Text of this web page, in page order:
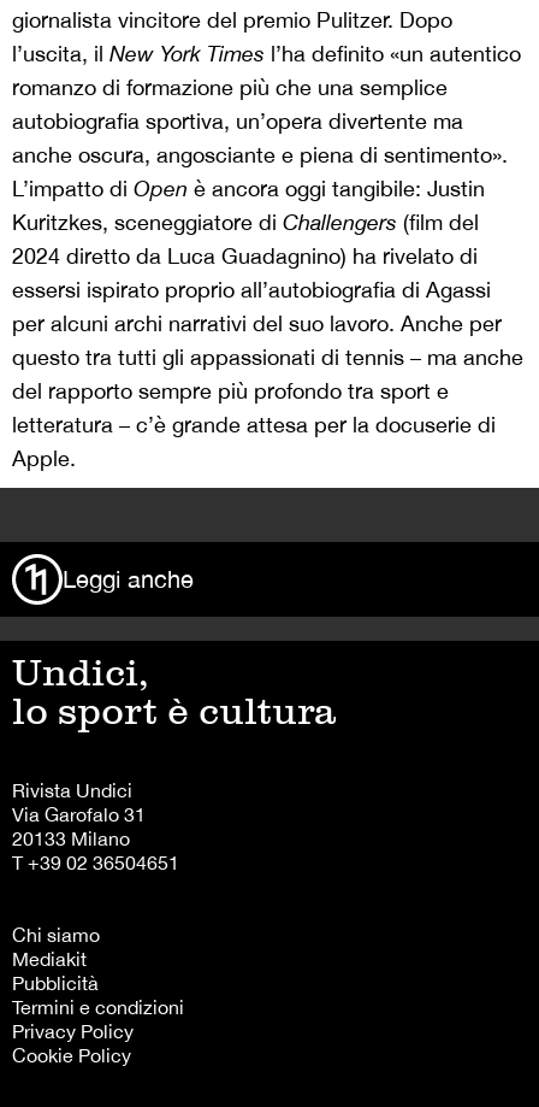
giornalista vincitore del premio Pulitzer. Dopo
l’uscita, il New York Times l’ha definito «un autentico
romanzo di formazione più che una semplice
autobiografia sportiva, un’opera divertente ma
anche oscura, angosciante e piena di sentimento».
L’impatto di Open è ancora oggi tangibile: Justin
Kuritzkes, sceneggiatore di Challengers (film del
2024 diretto da Luca Guadagnino) ha rivelato di
essersi ispirato proprio all’autobiografia di Agassi
per alcuni archi narrativi del suo lavoro. Anche per
questo tra tutti gli appassionati di tennis – ma anche
del rapporto sempre più profondo tra sport e
letteratura – c’è grande attesa per la docuserie di
Apple.
Leggi anche
Undici,
lo sport è cultura
Rivista Undici
Via Garofalo 31
20133 Milano
T +39 02 36504651
Chi siamo
Mediakit
Pubblicità
Termini e condizioni
Privacy Policy
Cookie Policy